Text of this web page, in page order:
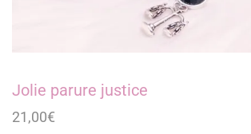
Jolie parure justice
21,00€